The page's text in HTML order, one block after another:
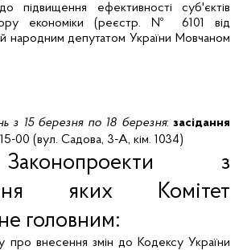
підвищення ефективності суб'єктів
економіки (реєстр. № 6101 від
народним депутатом України Мовчаном
з 15 березня по 18 березня:засідання
15-00(вул. Садова, 3-А, кім. 1034)
з
яких Комітет
головним:
про внесення змін до Кодексу України